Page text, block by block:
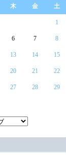
木 金 土
1
6 7 8
13 14 15
20 21 22
27 28 29